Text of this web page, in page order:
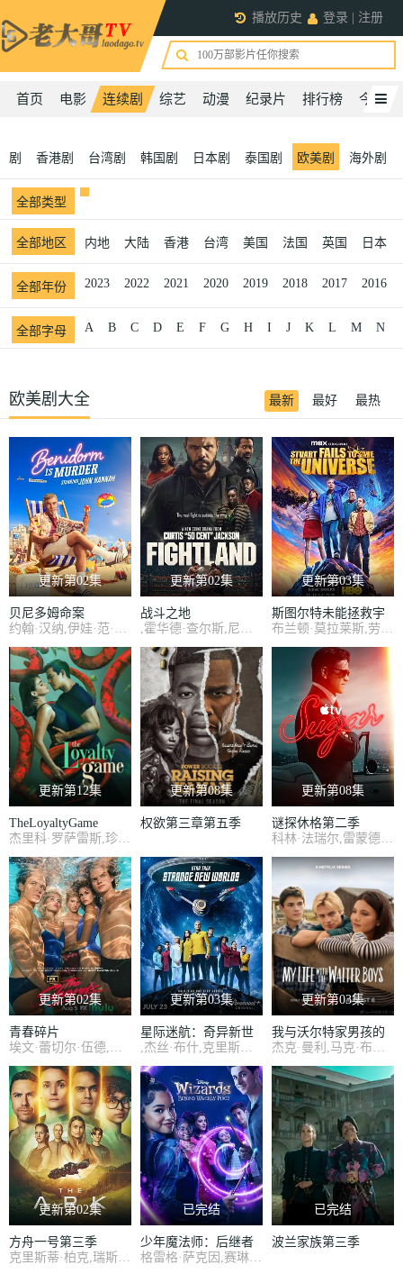
登录 注册
播放历史
首页 电影 连续剧 综艺 动漫 纪录片 排行榜 今日更
剧 香港剧 台湾剧 韩国剧 日本剧 泰国剧 欧美剧 海外剧
全部类型
全部地区 内地 大陆 香港 台湾 美国 法国 英国 日本
全部年份 2023 2022 2021 2020 2019 2018 2017 2016
全部字母 A B C D E F G H I J K L M N
欧美剧大全 最新 最好 最热
更新第02集
贝尼多姆命案
更新第02集
战斗之地
更新第03集
斯图尔特未能拯救宇
宙
更新第12集
TheLoyaltyGame
更新第08集
权欲第三章第五季
更新第08集
谜探休格第二季
科林·法瑞尔,雷蒙德·李,谢伊·惠格姆,杰克·托帕利安,劳拉·唐奈里,托尼·达尔顿,萨莎·卡莱,河镇,布赖恩·吉利斯,艾琳·吴
更新第02集
青春碎片
埃文·蕾切尔·伍德,韦斯·本特利,凯雅·基伯,克里斯·康纳,伊格比·里格尼,丹尼尔·戴尔,荷默·基尔,格拉汉姆·坎贝尔,海斯·华纳,Jordan·Roth,Sierra·Stoliar,Bella·Valdes,Constantine·Malahias,Cortés·Alexander,Aidan·Skye·Jameson
更新第03集
星际迷航：奇异新世
界第四季
,杰丝·布什,克里斯蒂娜·钟,西莉亚·罗丝·古丁,阿德里安·霍姆斯,克里斯汀·霍恩,丹·让诺特,卡罗尔·凯恩,亚历克丝·卡普,安松·蒙特,Chris,Myers,梅利莎·纳维亚,比安卡·努加拉,基利安·奥沙利文,巴布斯·奥卢桑莫昆,帕顿·奥斯瓦尔特
更新第03集
我与沃尔特家男孩的
生活第三季
杰克·曼利,马克·布鲁卡斯,保罗·麦克吉莱恩,艾琳·卡普拉克,柯瑞·福格尔玛尼斯,艾萨克·阿雷兰尼斯,妮基·罗德里格斯,诺亚·拉朗德,阿什比·金特里,约翰尼·林克,迈尔斯·佩雷斯,米娅·洛韦,Sally·Cacic,Lennix·James,Naveen·Paddock
更新第02集
方舟一号第三季
克里斯蒂·柏克,瑞斯·里奇,理查德·弗利施曼,瑞安·亚当斯,帕夫莱·耶里尼奇,沙利妮·佩里斯,蒂安娜·乌普切娃,戴安娜·贝穆德斯,贾德兰·马尔科维奇,克里斯蒂娜·沃尔夫,塔玛拉·拉多瓦诺维奇
已完结
少年魔法师：后继者
第三季
格雷格·萨克因,赛琳娜·戈麦斯
已完结
波兰家族第三季